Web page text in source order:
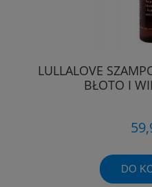
LULLALOVE
BŁOTO I
DO